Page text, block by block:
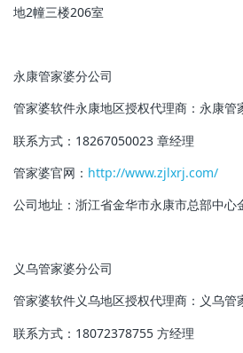
地2幢三楼206室
永康管家婆分公司
管家婆软件永康地区授权代理商：永康管
联系方式：18267050023 章经理
管家婆官网： http://www.zjlxrj.com/
公司地址：浙江省金华市永康市总部中心
义乌管家婆分公司
管家婆软件义乌地区授权代理商： 义乌管
联系方式：18072378755 方经理